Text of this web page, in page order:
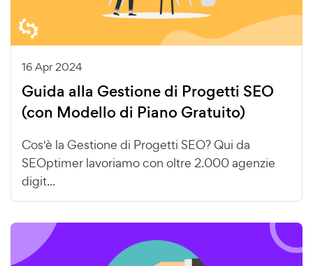
16 Apr 2024
Guida alla Gestione di Progetti SEO
(con Modello di Piano Gratuito)
Cos'è la Gestione di Progetti SEO? Qui da
SEOptimer lavoriamo con oltre 2.000 agenzie
digit...